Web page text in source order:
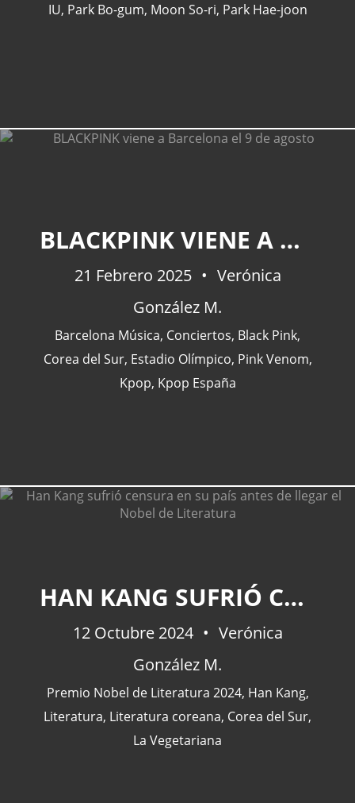
IU, Park Bo-gum, Moon So-ri, Park Hae-joon
BLACKPINK VIENE A BARCELONA EL 9 DE AGOSTO
21 Febrero 2025
Verónica
González M.
Barcelona Música, Conciertos, Black Pink,
Corea del Sur, Estadio Olímpico, Pink Venom,
Kpop, Kpop España
HAN KANG SUFRIÓ CENSURA EN SU PAÍS ANTES DE LLEGAR EL NOBEL DE LITERATURA
12 Octubre 2024
Verónica
González M.
Premio Nobel de Literatura 2024, Han Kang,
Literatura, Literatura coreana, Corea del Sur,
La Vegetariana